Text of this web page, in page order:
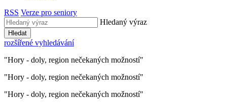
RSS Verze pro seniory
Hledaný výraz
Hledat
rozšířené vyhledávání
"Hory - doly, region nečekaných možností"
"Hory - doly, region nečekaných možností"
"Hory - doly, region nečekaných možností"